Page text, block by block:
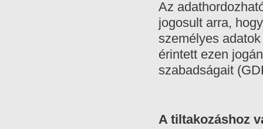
Az
jogosult arra,
személyes
érintett ezen
szabadságait
A tiltakozáshoz